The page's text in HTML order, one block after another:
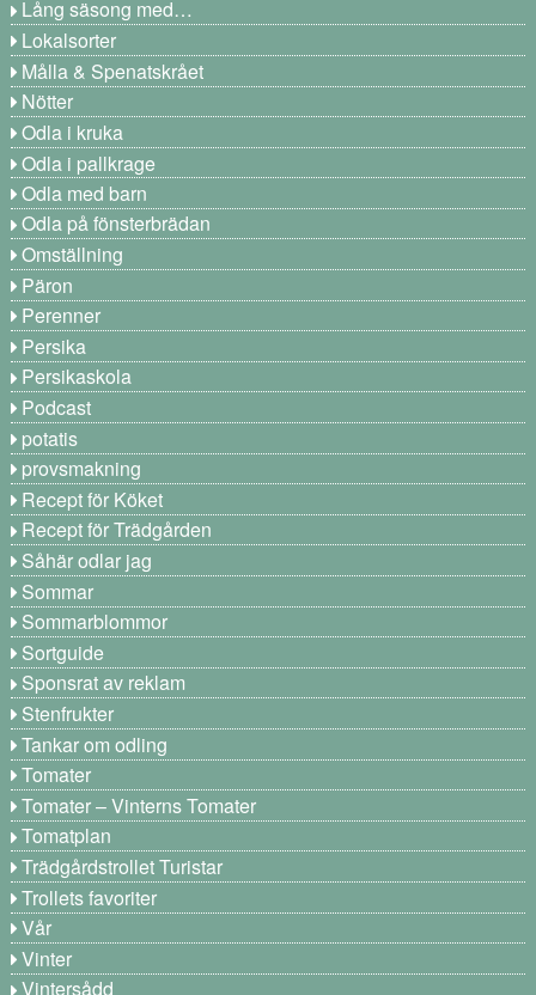
Lång säsong med…
Lokalsorter
Målla & Spenatskrået
Nötter
Odla i kruka
Odla i pallkrage
Odla med barn
Odla på fönsterbrädan
Omställning
Päron
Perenner
Persika
Persikaskola
Podcast
potatis
provsmakning
Recept för Köket
Recept för Trädgården
Såhär odlar jag
Sommar
Sommarblommor
Sortguide
Sponsrat av reklam
Stenfrukter
Tankar om odling
Tomater
Tomater – Vinterns Tomater
Tomatplan
Trädgårdstrollet Turistar
Trollets favoriter
Vår
Vinter
Vintersådd